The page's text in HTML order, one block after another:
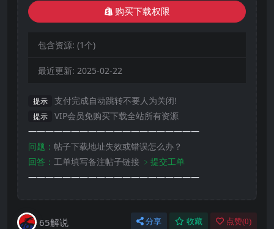
购买下载权限
包含资源: (1个)
最近更新: 2025-02-22
提示 支付完成自动跳转不要人为关闭!
提示
VIP会员免购买下载全站所有资源
————————————————————
问题： 帖子下载地址失效或错误怎么办？
回答： 工单填写备注帖子链接 ﹥提交工单
————————————————————
65解说 分享 收藏 点赞(0)